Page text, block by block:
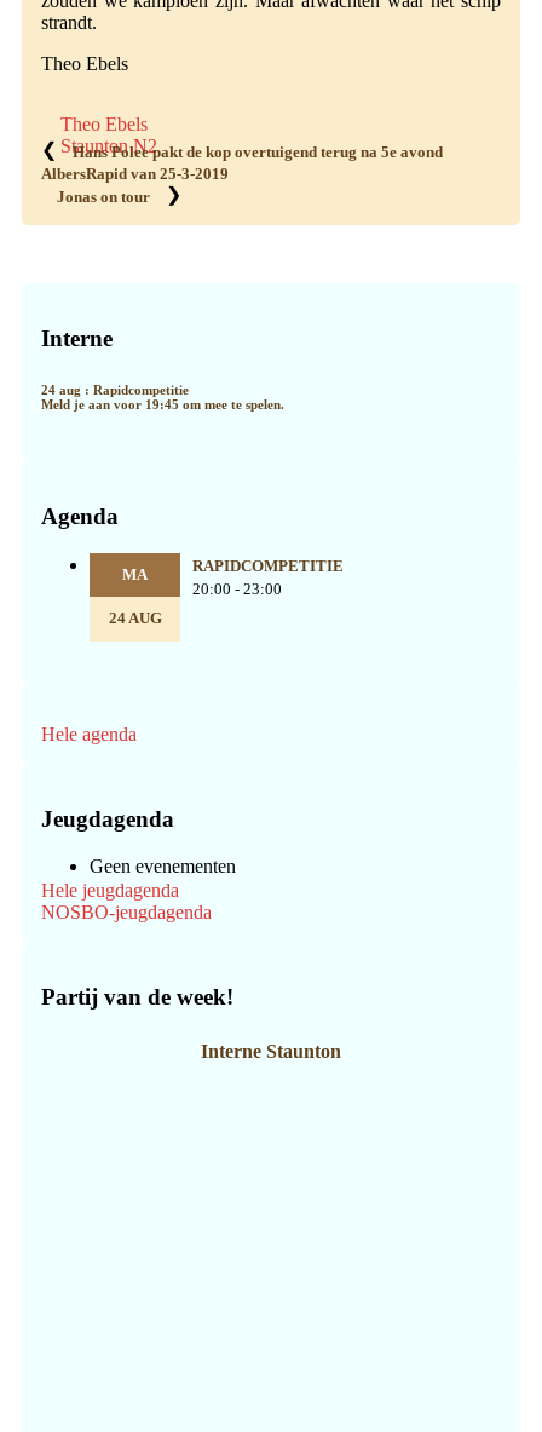
strandt.
Theo Ebels
Theo Ebels
Staunton N2
❮
Hans Polee pakt de kop overtuigend terug na 5e avond
AlbersRapid van 25-3-2019
Jonas on tour
❯
Sidebar
Interne
24 aug : Rapidcompetitie
Meld je aan voor 19:45 om mee te spelen.
Agenda
MA
24 AUG
RAPIDCOMPETITIE
20:00 - 23:00
Hele agenda
Jeugdagenda
Geen evenementen
Hele jeugdagenda
NOSBO-jeugdagenda
Partij van de week!
Interne Staunton